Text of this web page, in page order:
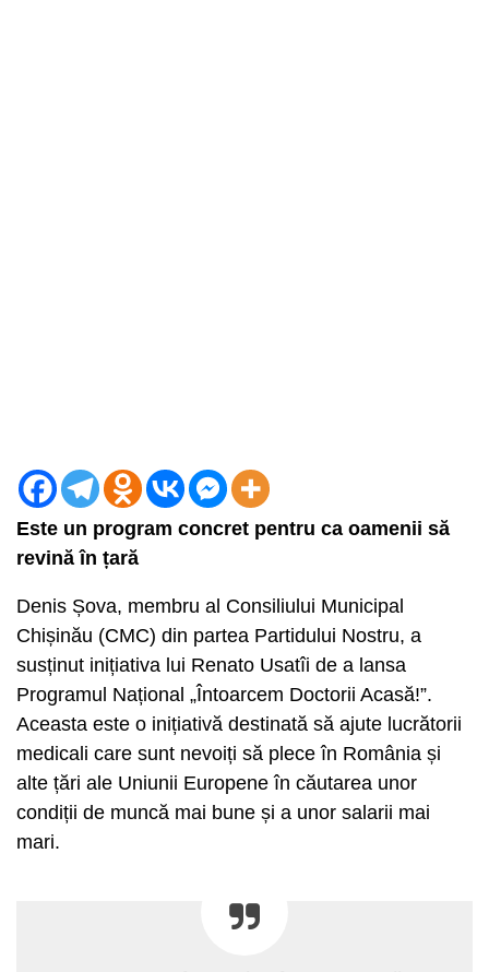
Este un program concret pentru ca oamenii să
revină în țară
Denis Șova, membru al Consiliului Municipal
Chișinău (CMC) din partea Partidului Nostru, a
susținut inițiativa lui Renato Usatîi de a lansa
Programul Național „Întoarcem Doctorii Acasă!”.
Aceasta este o inițiativă destinată să ajute lucrătorii
medicali care sunt nevoiți să plece în România și
alte țări ale Uniunii Europene în căutarea unor
condiții de muncă mai bune și a unor salarii mai
mari.